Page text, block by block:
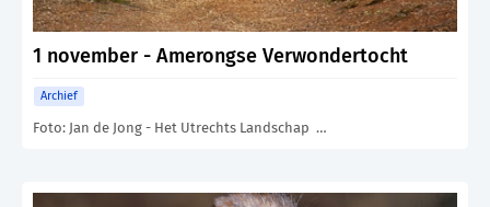
1 november - Amerongse Verwondertocht
Archief
Foto: Jan de Jong - Het Utrechts Landschap …